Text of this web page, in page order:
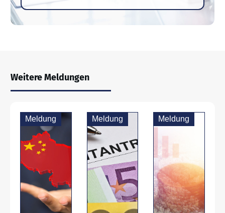
Weitere Meldungen
Meldung Meldung Meldung